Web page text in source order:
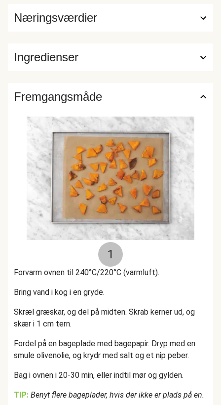
Ingredienser
Næringsværdier
Fremgangsmåde
1
Forvarm ovnen til 240°C/220°C (varmluft).
Bring vand i kog i en gryde.
Skræl græskar, og del på midten. Skrab kerner ud, og
skær i 1 cm tern.
Fordel på en bageplade med bagepapir. Dryp med en
smule olivenolie, og krydr med salt og et nip peber.
Bag i ovnen i 20-30 min, eller indtil mør og gylden.
TIP: Benyt flere bageplader, hvis der ikke er plads på en.